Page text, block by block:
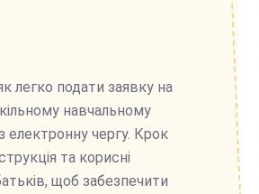
легко подати заявку на
навчальному
електронну чергу. Крок
та корисні
щоб забезпечити